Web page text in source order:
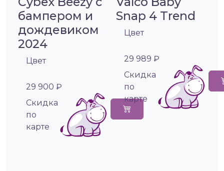
бампером и
дождевиком
2024
Цвет
29 900 ₽
Cкидка
по
карте
Snap 4 Trend
Цвет
29 989 ₽
Cкидка
по
карте